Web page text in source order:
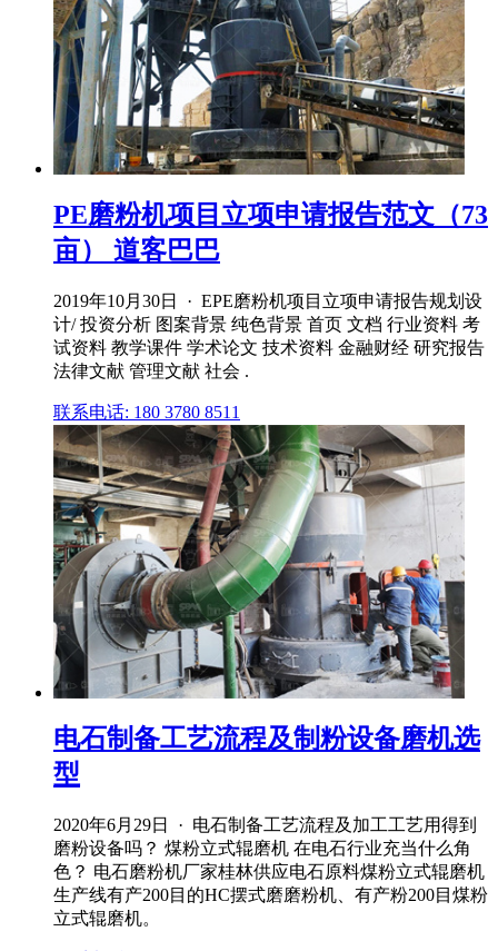
PE磨粉机项目立项申请报告范文（73
亩） 道客巴巴
2019年10月30日 · EPE磨粉机项目立项申请报告规划设
计/ 投资分析 图案背景 纯色背景 首页 文档 行业资料 考
试资料 教学课件 学术论文 技术资料 金融财经 研究报告
法律文献 管理文献 社会 .
联系电话: 180 3780 8511
电石制备工艺流程及制粉设备磨机选
型
2020年6月29日 · 电石制备工艺流程及加工工艺用得到
磨粉设备吗？ 煤粉立式辊磨机 在电石行业充当什么角
色？ 电石磨粉机厂家桂林供应电石原料煤粉立式辊磨机
生产线有产200目的HC摆式磨磨粉机、有产粉200目煤粉
立式辊磨机。